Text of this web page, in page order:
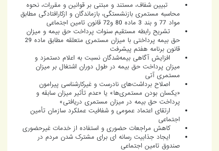
تبیین شفاف، مستند و مبتنی بر قوانین و مقررات، نحوه
محاسبه مستمری بازنشستگی، بازماندگان و ازکارافتادگی مطابق
مواد 77 و بند 3 ماده 80 و72 قانون تامین اجتماعی
تشریح رابطه مستقیم سنوات پرداخت حق بیمه و میزان
حق بیمه پرداختی با میزان مستمری متعلقه مطابق ماده 29
قانون برنامه هفتم پیشرفت
افزایش آگاهی بیمه‌شدگان نسبت به اعلام دستمزد و
میزان پرداخت حق بیمه در طول دوران اشتغال بر میزان
مستمری آتی
اصلاح برداشت‌های نادرست و غیرکارشناسی پیرامون
«یکسان بودن مستمری‌ها» یا «عدم تأثیر میزان سابقه و
پرداخت حق بیمه در میزان مستمری دریافتی»
ارتقای اعتماد عمومی و شفافیت عملکرد سازمان تأمین
اجتماعی
کاهش مراجعات حضوری و استفاده از خدمات غیرحضوری
ایجاد جذابیت رسانه ای برای مشترک شدن مردم در
صندوق تامین اجتماعی